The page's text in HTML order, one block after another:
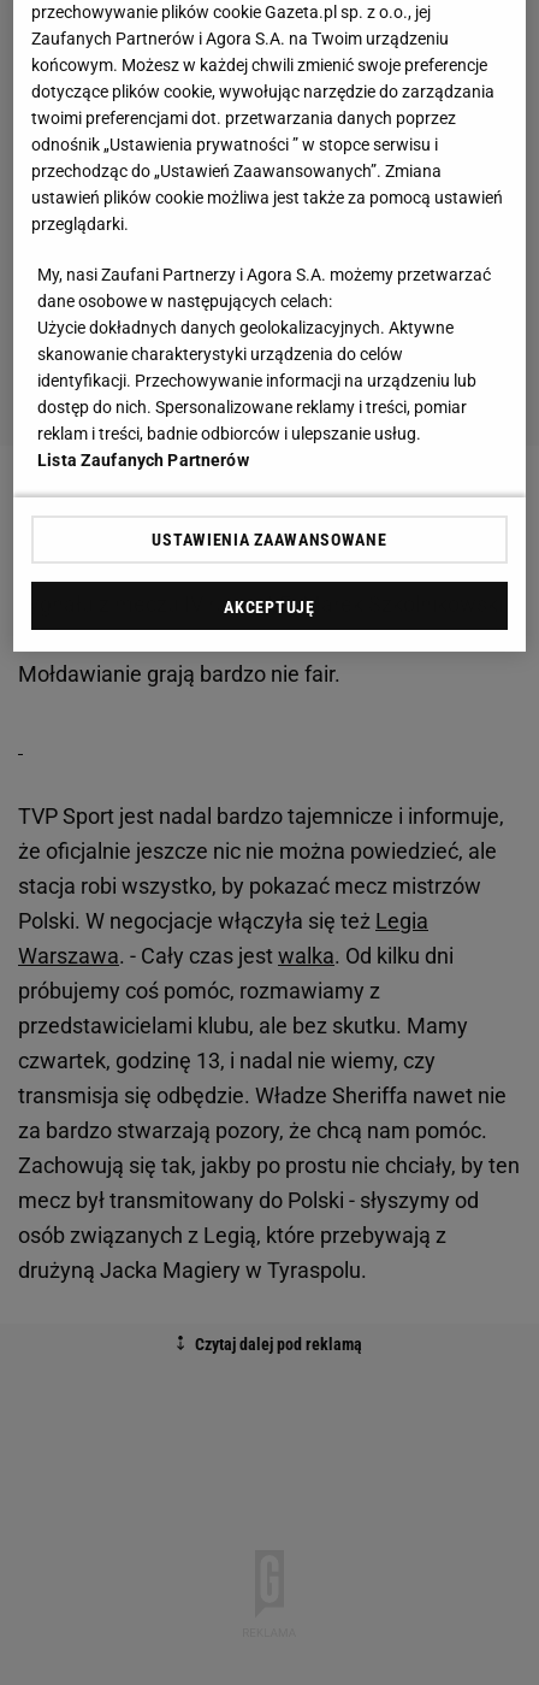
Niestety, nadal nie wiadomo, czy polscy kibice
zobaczą mecz w telewizji. TVP ciągle prowadzi
rozmowy z mołdawską telewizją, w celu zakupu
sygnału z meczu IV rundy LE. Marek Szkolnikowski,
dyrektor TVP Sport poinformował na Twitterze, że
Mołdawianie grają bardzo nie fair.
TVP Sport jest nadal bardzo tajemnicze i informuje,
że oficjalnie jeszcze nic nie można powiedzieć, ale
stacja robi wszystko, by pokazać mecz mistrzów
Polski. W negocjacje włączyła się też Legia
Warszawa. - Cały czas jestwalka. Od kilku dni
próbujemy coś pomóc, rozmawiamy z
przedstawicielami klubu, ale bez skutku. Mamy
czwartek, godzinę 13, i nadal nie wiemy, czy
transmisja się odbędzie. Władze Sheriffa nawet nie
za bardzo stwarzają pozory, że chcą nam pomóc.
Zachowują się tak, jakby po prostu nie chciały, by ten
mecz był transmitowany do Polski - słyszymy od
osób związanych z Legią, które przebywają z
drużyną Jacka Magiery w Tyraspolu.
przechowywanie plików cookie Gazeta.pl sp. z o.o., jej
Zaufanych Partnerów i Agora S.A. na Twoim urządzeniu
końcowym. Możesz w każdej chwili zmienić swoje preferencje
dotyczące plików cookie, wywołując narzędzie do zarządzania
twoimi preferencjami dot. przetwarzania danych poprzez
odnośnik „Ustawienia prywatności ” w stopce serwisu i
przechodząc do „Ustawień Zaawansowanych”. Zmiana
ustawień plików cookie możliwa jest także za pomocą ustawień
przeglądarki.
My, nasi Zaufani Partnerzy i Agora S.A. możemy przetwarzać
dane osobowe w następujących celach:
Użycie dokładnych danych geolokalizacyjnych. Aktywne
skanowanie charakterystyki urządzenia do celów
identyfikacji. Przechowywanie informacji na urządzeniu lub
dostęp do nich. Spersonalizowane reklamy i treści, pomiar
reklam i treści, badnie odbiorców i ulepszanie usług.
Lista Zaufanych Partnerów
USTAWIENIA ZAAWANSOWANE
AKCEPTUJĘ